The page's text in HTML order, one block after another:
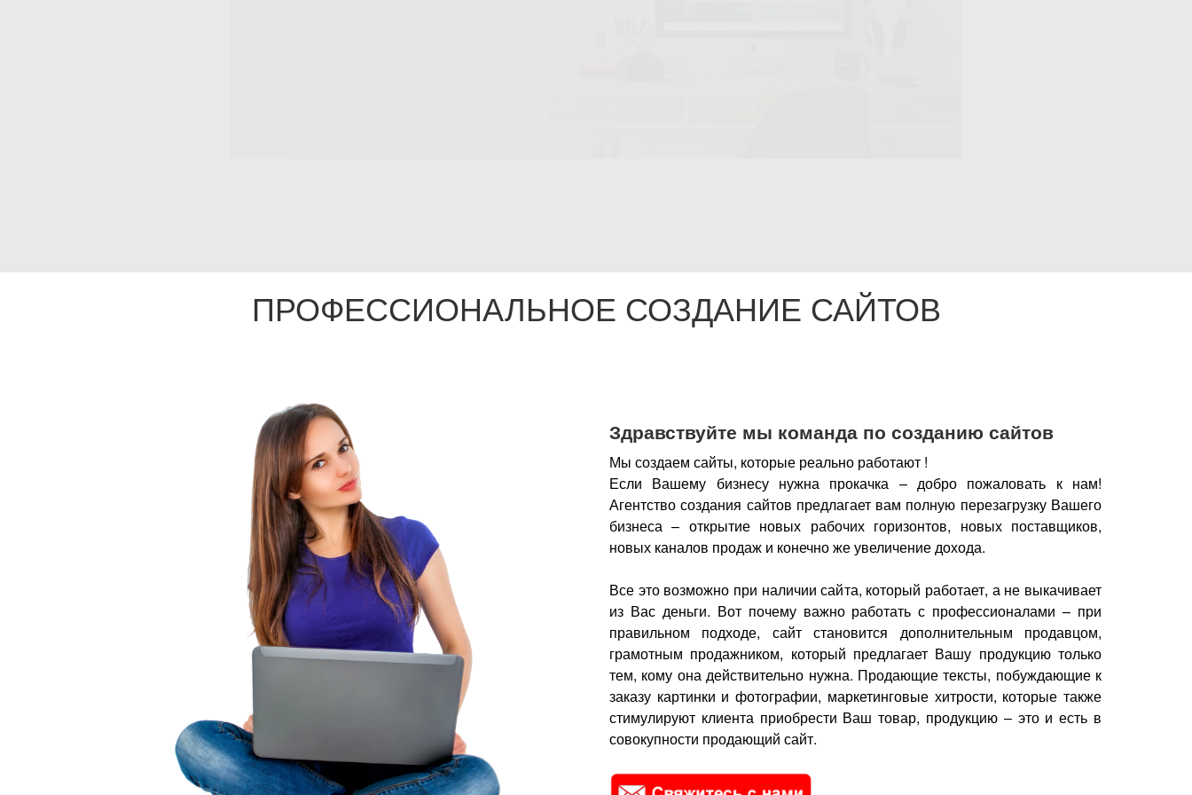
ПРОФЕССИОНАЛЬНОЕ СОЗДАНИЕ САЙТОВ
Здравствуйте мы команда по созданию сайтов
Мы создаем сайты, которые реально работают !
Если Вашему бизнесу нужна прокачка – добро пожаловать к нам!
Агентство создания сайтов предлагает вам полную перезагрузку Вашего
бизнеса – открытие новых рабочих горизонтов, новых поставщиков,
новых каналов продаж и конечно же увеличение дохода.
Все это возможно при наличии сайта, который работает, а не выкачивает
из Вас деньги. Вот почему важно работать с профессионалами – при
правильном подходе, сайт становится дополнительным продавцом,
грамотным продажником, который предлагает Вашу продукцию только
тем, кому она действительно нужна. Продающие тексты, побуждающие к
заказу картинки и фотографии, маркетинговые хитрости, которые также
стимулируют клиента приобрести Ваш товар, продукцию – это и есть в
совокупности продающий сайт.